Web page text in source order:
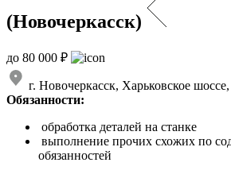
(Новочеркасск)
до 80 000 ₽
г. Новочеркасск, Харьковское
Обязанности:
обработка деталей на станке
выполнение прочих схожих по
обязанностей